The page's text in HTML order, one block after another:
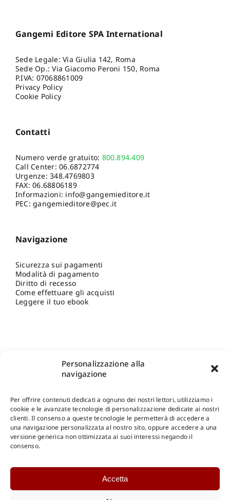
Personalizzazione alla
navigazione
Per offrire contenuti dedicati a ognuno dei nostri lettori, utilizziamo i
cookie e le avanzate tecnologie di personalizzazione dedicate ai nostri
clienti. Il consenso a queste tecnologie le permetterà di accedere a
una navigazione personalizzata al nostro sito, oppure accedere a una
versione generica non ottimizzata ai suoi interessi negando il
consenso.
Accetta
Gangemi Editore SPA International
Sede Legale: Via Giulia 142, Roma
Sede Op.: Via Giacomo Peroni 150, Roma
P.IVA: 07068861009
Privacy Policy
Cookie Policy
Contatti
Numero verde gratuito: 800.894.409
Call Center:06.6872774
Urgenze:348.4769803
FAX: 06.68806189
Informazioni: info@gangemieditore.it
PEC: gangemieditore@pec.it
Navigazione
Sicurezza sui pagamenti
Modalità di pagamento
Diritto di recesso
Come effettuare gli acquisti
Leggere il tuo ebook
Shop Gangemi Editore-Pagamenti Sicuri e anche Rateali
Catalogo Online
Catalogo Internazionale